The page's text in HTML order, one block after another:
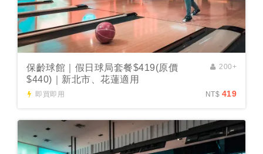
保齡球館｜假日球局套餐$419(原價
$440)｜新北市、花蓮適用
即買即用
200+
NT$ 419